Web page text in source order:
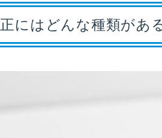
にはどんな種類があ